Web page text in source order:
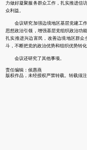
力做好凝聚服务群众工作，扎实推进信
众利益。
会议研究加强边境地区基层党建工作
思想政治引领，增强基层党组织政治功
扎实推进兴边富民，改善边境地区群
斗，不断把党的政治优势和组织优势转
会议还研究了其他事项。
责任编辑：侯惠燕
版权作品，未经授权严禁转载。转载须